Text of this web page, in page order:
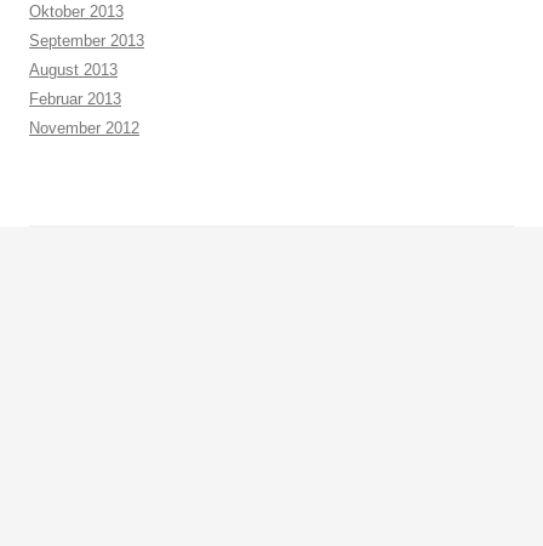
Oktober 2013
September 2013
August 2013
Februar 2013
November 2012